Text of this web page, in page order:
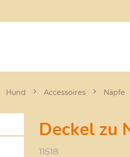
Hund Accessoires Näpfe
Deckel zu
11518